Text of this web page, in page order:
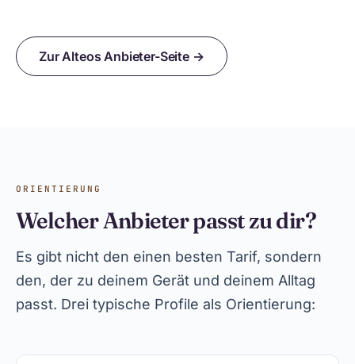
Zur Alteos Anbieter-Seite →
ORIENTIERUNG
Welcher Anbieter passt zu dir?
Es gibt nicht den einen besten Tarif, sondern
den, der zu deinem Gerät und deinem Alltag
passt. Drei typische Profile als Orientierung: